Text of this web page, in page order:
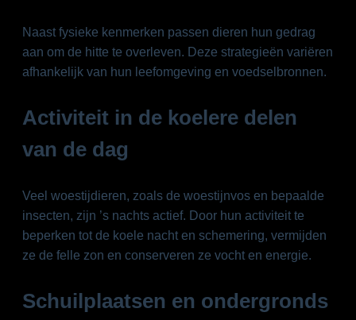
Naast fysieke kenmerken passen dieren hun gedrag
aan om de hitte te overleven. Deze strategieën variëren
afhankelijk van hun leefomgeving en voedselbronnen.
Activiteit in de koelere delen
van de dag
Veel woestijdieren, zoals de woestijnvos en bepaalde
insecten, zijn ’s nachts actief. Door hun activiteit te
beperken tot de koele nacht en schemering, vermijden
ze de felle zon en conserveren ze vocht en energie.
Schuilplaatsen en ondergronds